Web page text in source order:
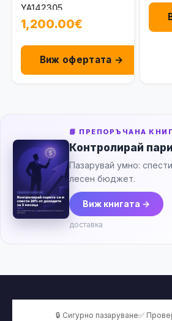
YA142305
1,200.00€
Виж офертата →
📘 ПРЕПОРЪЧАНА
Контролирай
Пазарувай умно:
лесен бюджет.
Виж книгата →
доставка
🔒 Сигурно пазаруване✅